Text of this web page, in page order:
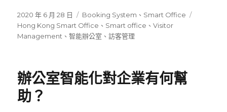
發
佈
日
2020 年 6 月 28 日
分
類
Booking System 、 Smart Office
Hong Kong Smart Office 、 Smart office 、Visitor
Management 、智能辦公室 、訪客管理
辦公室智能化對企業有何幫
助？